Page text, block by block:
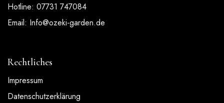
Hotline: 07731 747084
Email: Info@ozeki-garden.de
Rechtliches
Impressum
Datenschutzerklärung